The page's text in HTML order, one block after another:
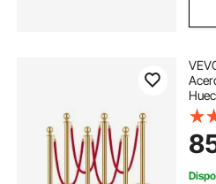
para